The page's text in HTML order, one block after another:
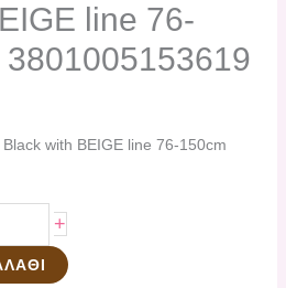
line 76-
Black with BEIGE line 76-150cm
+